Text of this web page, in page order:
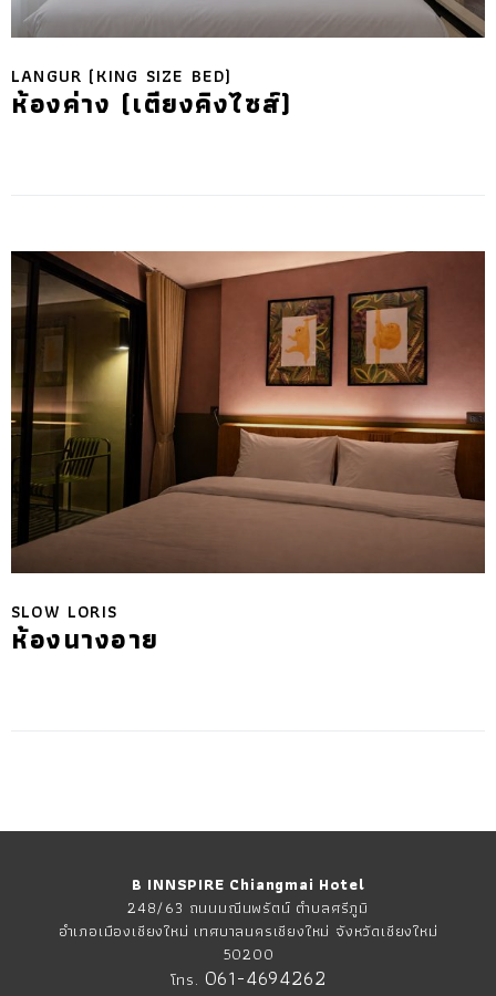
LANGUR (KING SIZE BED)
ห้องค่าง (เตียงคิงไซส์)
SLOW LORIS
ห้องนางอาย
B INNSPIRE Chiangmai Hotel
248/63 ถนนมณีนพรัตน์ ตำบลศรีภูมิ
อำเภอเมืองเชียงใหม่ เทศบาลนครเชียงใหม่ จังหวัดเชียงใหม่
50200
โทร. 061-4694262